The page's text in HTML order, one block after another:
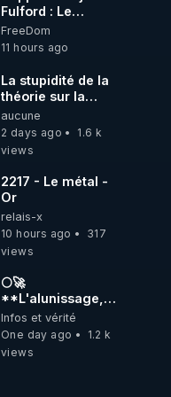
Fulford : Le
leadership
occidental
dysfonctionnel
s’enfonce dans
une spirale
que l’Arabie
saoudite
s’effondre – 3
https://
fulford-report-
dysfunctional-
western-
leadership-in-
saudi-arabia-
falls-august-3-
2026/
FreeDom
11 hours ago
La stupidité de la
théorie sur la
responsabilité de
l’homme
concernant le
carbone.
aucune
2 days ago
1.6 k
views
2217 - Le métal -
Or
relais-x
10 hours ago
317
views
🌕🚀
**L'alunissage,
57 ans après :
Émission spéciale
avec John Doe
Infos et vérité
One day ago
1.2 k
views